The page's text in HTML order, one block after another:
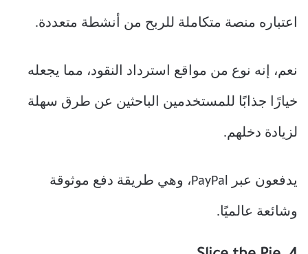
اعتباره منصة متكاملة للربح من أنشطة متعددة.
نعم، إنه نوع من مواقع استرداد النقود، مما يجعله
خيارًا جذابًا للمستخدمين الباحثين عن طرق سهلة
لزيادة دخلهم.
يدفعون عبر PayPal، وهي طريقة دفع موثوقة
وشائعة عالميًا.